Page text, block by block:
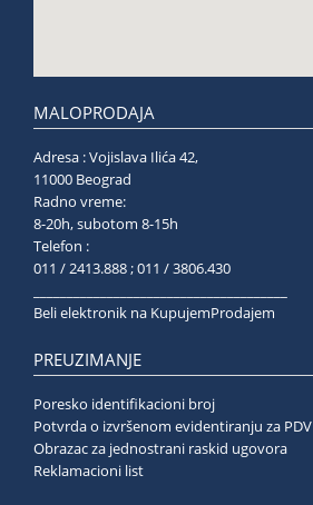
MALOPRODAJA
Adresa : Vojislava Ilića 42,
11000 Beograd
Radno vreme:
8-20h, subotom 8-15h
Telefon :
011 / 2413.888 ; 011 / 3806.430
Beli elektronik na KupujemProdajem
PREUZIMANJE
Poresko identifikacioni broj
Potvrda o izvršenom evidentiranju za PDV
Obrazac za jednostrani raskid ugovora
Reklamacioni list